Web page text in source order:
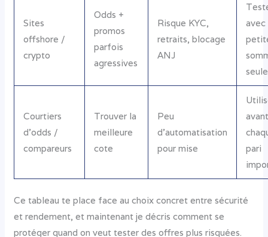
Sites
offshore /
crypto
Odds +
promos
parfois
agressives
Risque KYC,
retraits, blocage
ANJ
avec
Courtiers
d’odds /
compareurs
Trouver la
meilleure
cote
Peu
d’automatisation
pour mise
pari
Ce tableau te place face au choix concret entre sécurité
et rendement, et maintenant je décris comment se
protéger quand on veut tester des offres plus risquées.